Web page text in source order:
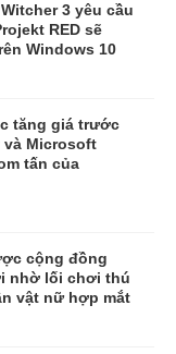
3 yêu cầu
RED sẽ
Windows 10
tăng giá trước
và Microsoft
tấn của
cộng đồng
nhờ lối chơi thú
vật nữ hợp mắt